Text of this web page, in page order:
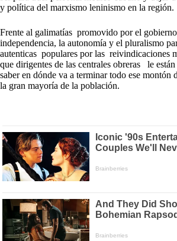
y política del marxismo leninismo en la región.
Frente al galimatías promovido por el
independencia, la autonomía y el pluralismo
autenticas populares por las reivindicaciones
que dirigentes de las centrales obreras le
saber en dónde va a terminar todo ese montón
la gran mayoría de la población.